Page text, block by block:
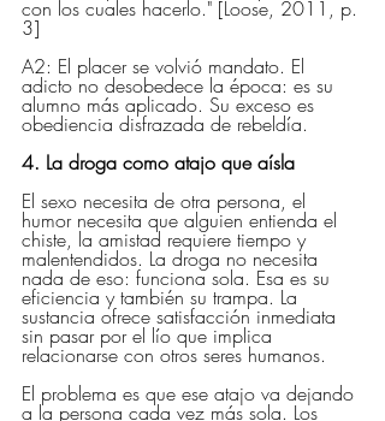
con los cuales hacerlo." [Loose, 2011, p.
3]
A2: El placer se volvió mandato. El
adicto no desobedece la época: es su
alumno más aplicado. Su exceso es
obediencia disfrazada de rebeldía.
4. La droga como atajo que aísla
El sexo necesita de otra persona, el
humor necesita que alguien entienda el
chiste, la amistad requiere tiempo y
malentendidos. La droga no necesita
nada de eso: funciona sola. Esa es su
eficiencia y también su trampa. La
sustancia ofrece satisfacción inmediata
sin pasar por el lío que implica
relacionarse con otros seres humanos.
El problema es que ese atajo va dejando
a la persona cada vez más sola. Los